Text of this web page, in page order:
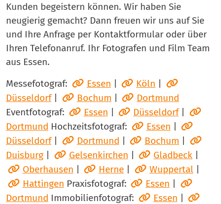
Kunden begeistern können. Wir haben Sie
neugierig gemacht? Dann freuen wir uns auf Sie
und Ihre Anfrage per Kontaktformular oder über
Ihren Telefonanruf. Ihr Fotografen und Film Team
aus Essen.
Messefotograf:
Essen Köln
Düsseldorf| Bochum
Dortmund
Eventfotograf:
Essen Düsseldorf|
Dortmund Hochzeitsfotograf: Essen
Düsseldorf| Dortmund Bochum
Duisburg
Gelsenkirchen Gladbeck
Oberhausen
Herne Wuppertal
Hattingen Praxisfotograf: Essen
Dortmund Immobilienfotograf: Essen